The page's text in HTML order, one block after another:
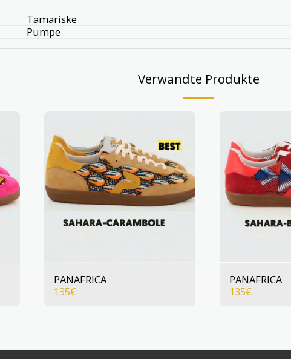
Tamariske
Pumpe
Verwandte Produkte
PANAFRICA
135€
PANAFRICA
135€